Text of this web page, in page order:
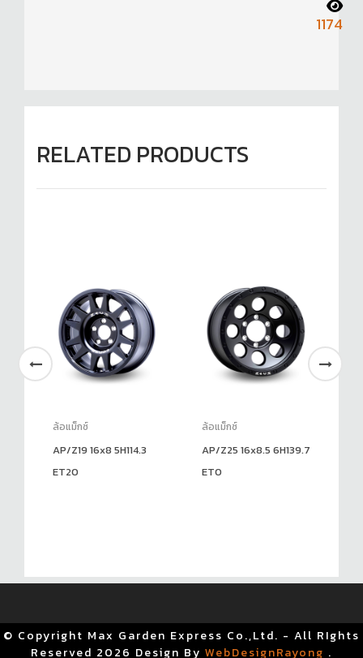
1174
RELATED PRODUCTS
ล้อแม็กซ์
AP/Z19 16x8 5H114.3
ET20
ล้อแม็กซ์
AP/Z25 16x8.5 6H139.7
ET0
© Copyright Max Garden Express Co.,Ltd. - All RIghts
Reserved 2026 Design By WebDesignRayong .